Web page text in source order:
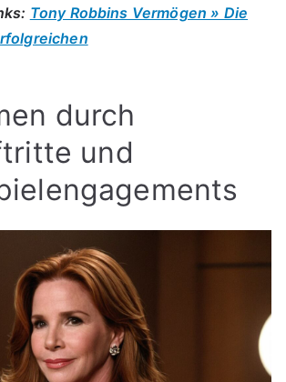
Tony Robbins Vermögen » Die
durch
und